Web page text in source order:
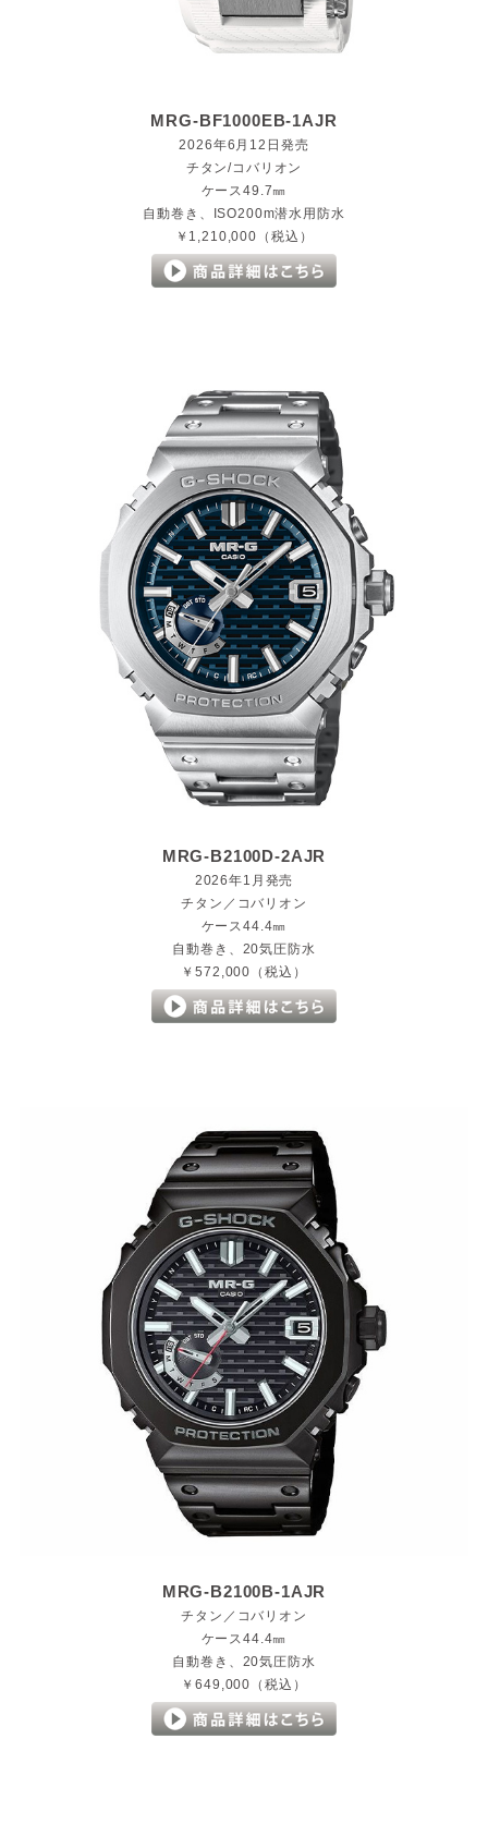
MRG-BF1000EB-1AJR
2026年6月12日発売
チタン/コバリオン
ケース49.7㎜
自動巻き、ISO200m潜水用防水
￥1,210,000（税込）
MRG-B2100D-2AJR
2026年1月発売
チタン／コバリオン
ケース44.4㎜
自動巻き、20気圧防水
￥572,000（税込）
MRG-B2100B-1AJR
チタン／コバリオン
ケース44.4㎜
自動巻き、20気圧防水
￥649,000（税込）